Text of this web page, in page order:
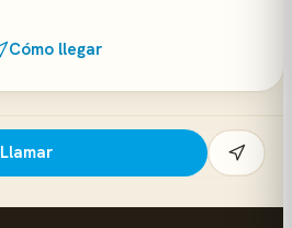
Cómo llegar
Llamar